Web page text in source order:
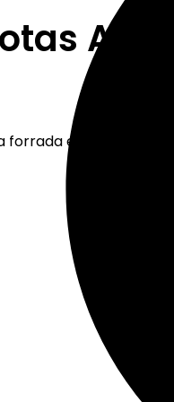
A5
en polipiel.